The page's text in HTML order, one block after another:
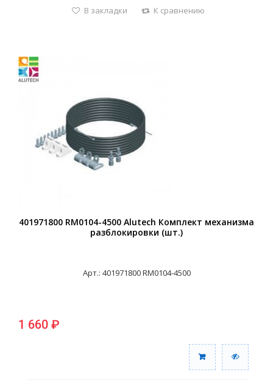
В закладки К сравнению
401971800 RM0104-4500 Alutech Комплект механизма
разблокировки (шт.)
Арт.: 401971800 RM0104-4500
1 660 ₽